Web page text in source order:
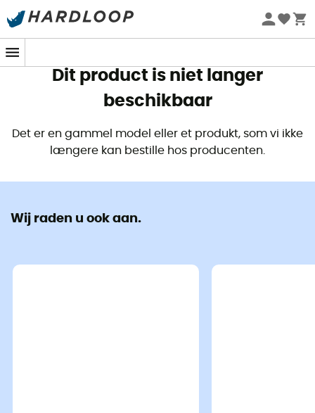
Zomeraanbiedingen 🔥 -5% EXTRA vanaf 2 producten* met
Dit product is niet langer
beschikbaar
Det er en gammel model eller et produkt, som vi ikke
længere kan bestille hos producenten.
Wij raden u ook aan.